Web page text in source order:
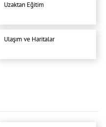
Uzaktan Eğitim
Ulaşım ve Haritalar